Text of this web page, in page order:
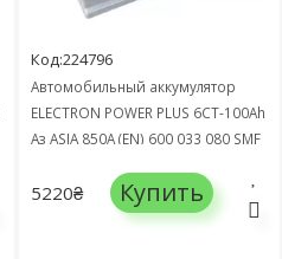
Код:224796
Автомобильный аккумулятор
ELECTRON POWER PLUS 6СТ-100Ah
Аз ASIA 850А (EN) 600 033 080 SMF
5220₴ Купить